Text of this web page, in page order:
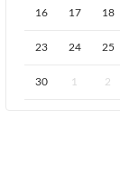
16 17 18
23 24 25
30 1 2